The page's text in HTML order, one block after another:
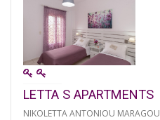
LETTA S APARTMENTS
NIKOLETTA ANTONIOU MARAGOU